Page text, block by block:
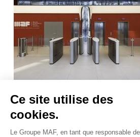
Ce site utilise des
cookies.
Le Groupe MAF, en tant que responsable
ACTUALITÉS
Vendredi 11 août 2017
La MAF change d'adresse